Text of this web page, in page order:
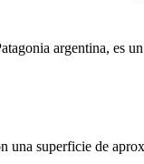
argentina, es
una superficie de